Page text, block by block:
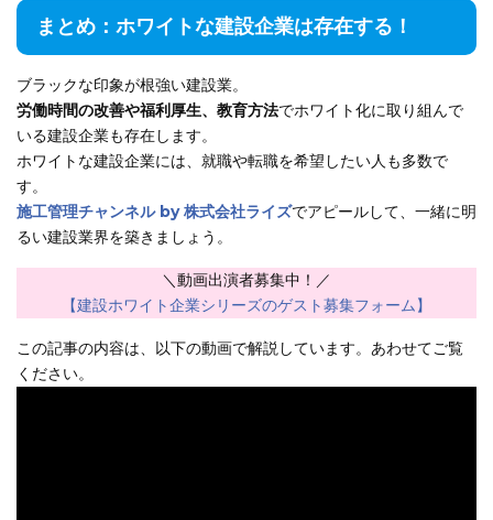
まとめ：ホワイトな建設企業は存在する！
ブラックな印象が根強い建設業。
労働時間の改善や福利厚生、教育方法でホワイト化に取り組んで
いる建設企業も存在します。
ホワイトな建設企業には、就職や転職を希望したい人も多数で
す。
施工管理チャンネル by 株式会社ライズでアピールして、一緒に明
るい建設業界を築きましょう。
＼動画出演者募集中！／
【建設ホワイト企業シリーズのゲスト募集フォーム】
この記事の内容は、以下の動画で解説しています。あわせてご覧
ください。